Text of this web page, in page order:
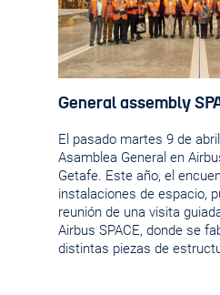
General assembly
El pasado martes 9 de
Asamblea General en
Getafe. Este año, el
instalaciones de espacio,
reunión de una visita
Airbus SPACE, donde se
distintas piezas de